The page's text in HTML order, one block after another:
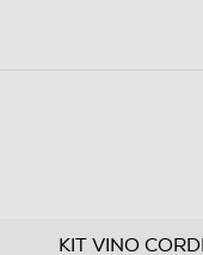
KIT VINO